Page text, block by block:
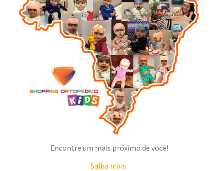
Encontre um mais próximo de você!
Saiba mais